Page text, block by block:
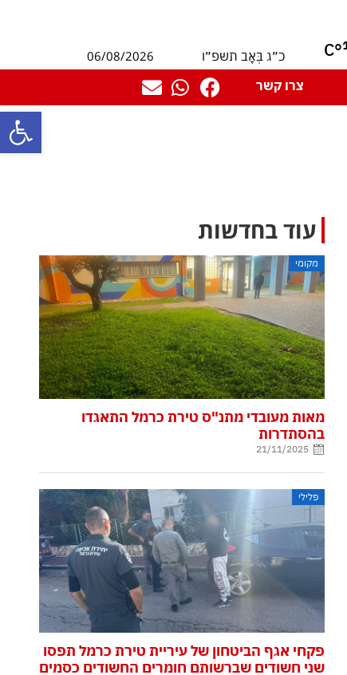
פתח
°C כ״ג בְּאָב תשפ״ו
06/08/2026
צרו קשר
עוד בחדשות
מקומי
מאות מעובדי מתנ"ס טירת כרמל התאגדו
בהסתדרות
21/11/2025
פלילי
פקחי אגף הביטחון של עיריית טירת כרמל תפסו
שני חשודים שברשותם חומרים החשודים כסמים